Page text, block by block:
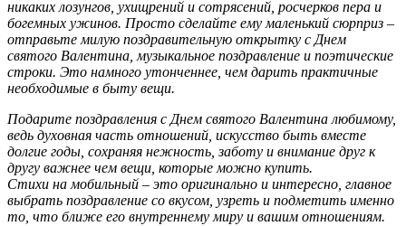
никаких лозунгов, ухищрений и сотрясений, росчерков пера и
богемных ужинов. Просто сделайте ему маленький сюрприз –
отправьте милую поздравительную открытку с Днем
святого Валентина, музыкальное поздравление и поэтические
строки. Это намного утонченнее, чем дарить практичные
необходимые в быту вещи.
Подарите поздравления с Днем святого Валентина любимому,
ведь духовная часть отношений, искусство быть вместе
долгие годы, сохраняя нежность, заботу и внимание друг к
другу важнее чем вещи, которые можно купить.
Стихи на мобильный – это оригинально и интересно, главное
выбрать поздравление со вкусом, узреть и подметить именно
то, что ближе его внутреннему миру и вашим отношениям.